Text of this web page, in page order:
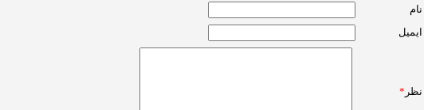
نام
ایمیل
نظر *